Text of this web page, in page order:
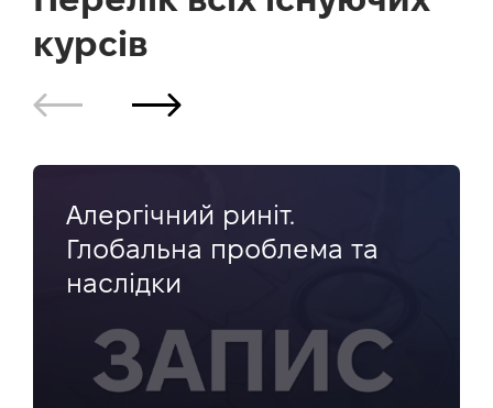
курсів
Алергічний риніт.
Глобальна проблема та
наслідки